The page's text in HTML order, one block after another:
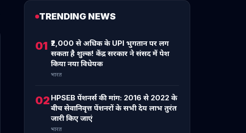
TRENDING NEWS
01 ₹2,000 से अधिक के UPI भुगतान पर लग
सकता है शुल्क! केंद्र सरकार ने संसद में पेश
किया नया विधेयक
भारत
02 HPSEB पेंशनर्स की मांग: 2016 से 2022 के
बीच सेवानिवृत्त पेंशनरों के सभी देय लाभ तुरंत
जारी किए जाएं
भारत